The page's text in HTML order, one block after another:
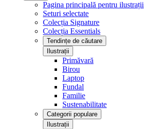
Pagina principală pentru ilustrații
Seturi selectate
Colecția Signature
Colecția Essentials
Tendințe de căutare
Ilustrații
Primăvară
Birou
Laptop
Fundal
Familie
Sustenabilitate
Categorii populare
Ilustrații